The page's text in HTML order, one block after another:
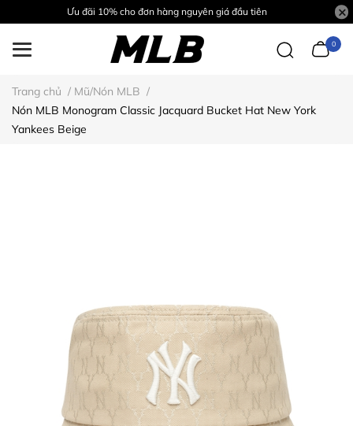
Ưu đãi 10% cho đơn hàng nguyên giá đầu tiên
0
Trang chủ / Mũ/Nón MLB /
Nón MLB Monogram Classic Jacquard Bucket Hat New York
Yankees Beige